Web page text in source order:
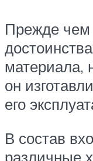
Прежде чем
материала,
он
его
В состав
различные